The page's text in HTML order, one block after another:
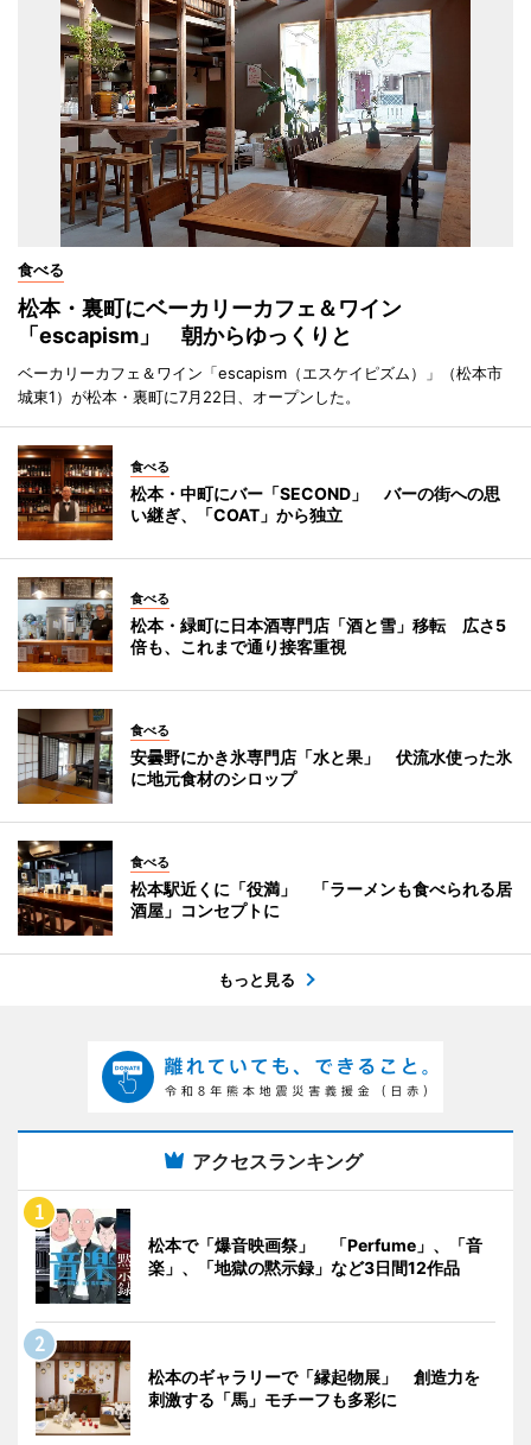
食べる
松本・裏町にベーカリーカフェ＆ワイン
「escapism」 朝からゆっくりと
ベーカリーカフェ＆ワイン「escapism（エスケイピズム）」（松本市
城東1）が松本・裏町に7月22日、オープンした。
食べる
松本・中町にバー「SECOND」 バーの街への思
い継ぎ、「COAT」から独立
食べる
松本・緑町に日本酒専門店「酒と雪」移転 広さ5
倍も、これまで通り接客重視
食べる
安曇野にかき氷専門店「水と果」 伏流水使った氷
に地元食材のシロップ
食べる
松本駅近くに「役満」 「ラーメンも食べられる居
酒屋」コンセプトに
もっと見る
アクセスランキング
松本で「爆音映画祭」 「Perfume」、「音
楽」、「地獄の黙示録」など3日間12作品
松本のギャラリーで「縁起物展」 創造力を
刺激する「馬」モチーフも多彩に